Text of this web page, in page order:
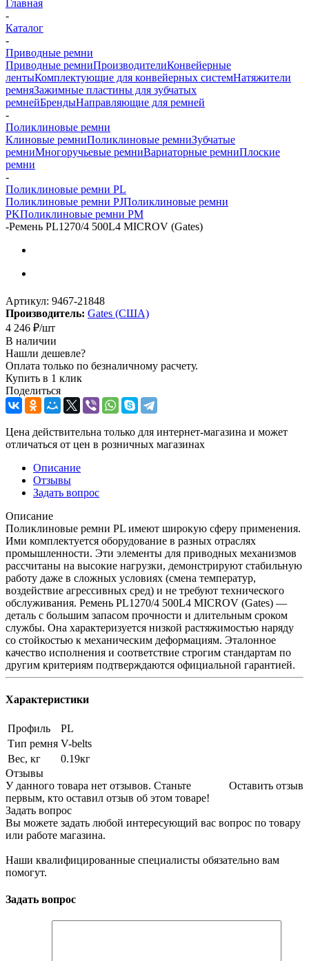
Главная
-
Каталог
-
Приводные ремни
Приводные ремниПроизводителиКонвейерные
лентыКомплектующие для конвейерных системНатяжители
ремняЗажимные пластины для зубчатых
ремнейБрендыНаправляющие для ремней
-
Поликлиновые ремни
Клиновые ремниПоликлиновые ремниЗубчатые
ремниМногоручьевые ремниВариаторные ремниПлоские
ремни
-
Поликлиновые ремни PL
Поликлиновые ремни PJПоликлиновые ремни
PKПоликлиновые ремни PM
-Ремень PL1270/4 500L4 MICROV (Gates)
Артикул: 9467-21848
Производитель: Gates (США)
4 246 ₽/шт
В наличии
Нашли дешевле?
Оплата только по безналичному расчету.
Купить в 1 клик
Поделиться
Цена действительна только для интернет-магазина и может
отличаться от цен в розничных магазинах
Описание
Отзывы
Задать вопрос
Описание
Поликлиновые ремни PL имеют широкую сферу применения.
Ими комплектуется оборудование в разных отраслях
промышленности. Эти элементы для приводных механизмов
рассчитаны на высокие нагрузки, демонстрируют стабильную
работу даже в сложных условиях (смена температур,
воздействие агрессивных сред) и не требуют технического
обслуживания. Ремень PL1270/4 500L4 MICROV (Gates) —
деталь с большим запасом прочности и длительным сроком
службы. Она характеризуется низкой растяжимостью наряду
со стойкостью к механическим деформациям. Эталонное
качество исполнения и соответствие строгим стандартам по
другим критериям подтверждаются официальной гарантией.
Характеристики
Профиль
PL
Тип ремня V-belts
Вес, кг
0.19кг
Отзывы
Оставить отзыв
У данного товара нет отзывов. Станьте
первым, кто оставил отзыв об этом товаре!
Задать вопрос
Вы можете задать любой интересующий вас вопрос по товару
или работе магазина.
Наши квалифицированные специалисты обязательно вам
помогут.
Задать вопрос